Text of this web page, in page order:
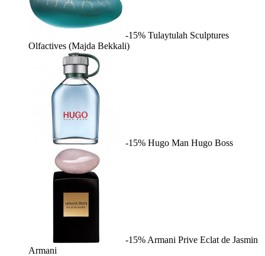
-15% Tulaytulah Sculptures
Olfactives (Majda Bekkali)
-15% Hugo Man Hugo Boss
-15% Armani Prive Eclat de Jasmin
Armani